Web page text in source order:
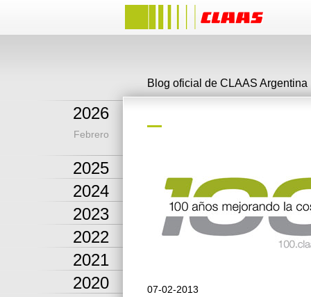
2026
Febrero
2025
2024
2023
2022
2021
2020
Blog oficial de CLAAS Argentina
07-02-2013